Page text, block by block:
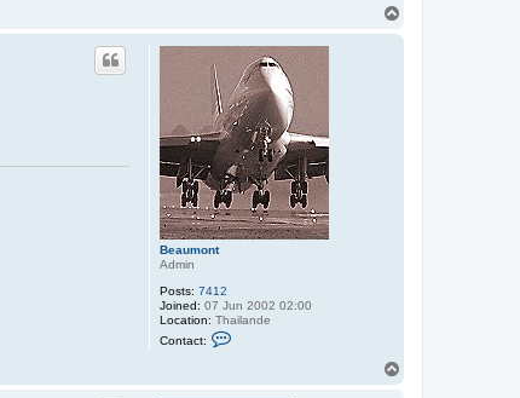
Beaumont
Admin
Posts: 7412
Joined: 07 Jun 2002 02:00
Location: Thailande
Contact: